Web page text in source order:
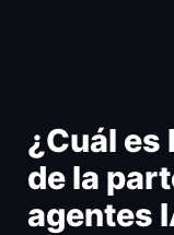
¿Cuál
de la
agentes